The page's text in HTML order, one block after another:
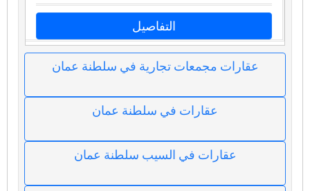
التفاصيل
عقارات مجمعات تجارية في سلطنة عمان
عقارات في سلطنة عمان
عقارات في السيب سلطنة عمان